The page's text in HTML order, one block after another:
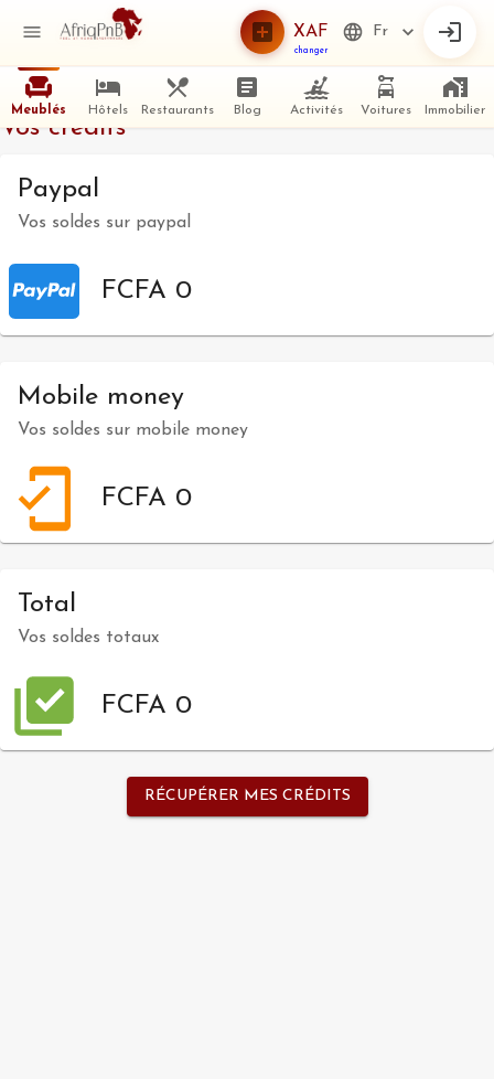
XAF
changer
Fr
Meublés Hôtels Restaurants Blog Activités Voitures Immobilier
Vos crédits
Paypal
Vos soldes sur paypal
FCFA 0
Mobile money
Vos soldes sur mobile money
FCFA 0
Total
Vos soldes totaux
FCFA 0
RÉCUPÉRER MES CRÉDITS